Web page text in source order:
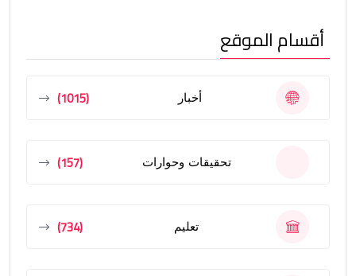
أقسام الموقع
أخبار (1015)
تحقيقات وحوارات (157)
تعليم (734)